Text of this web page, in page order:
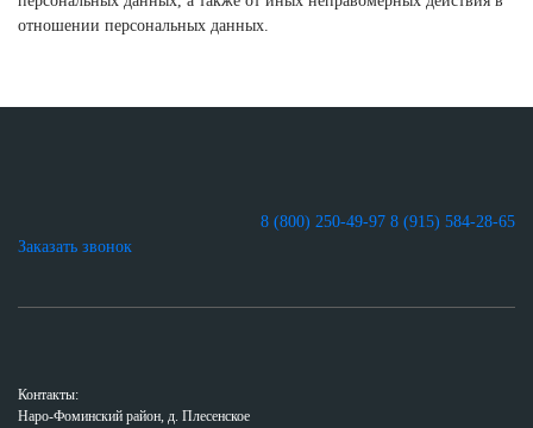
отношении персональных данных.
8 (800) 250-49-97 8 (915) 584-28-65
Заказать звонок
Контакты:
Наро-Фоминский район, д. Плесенское